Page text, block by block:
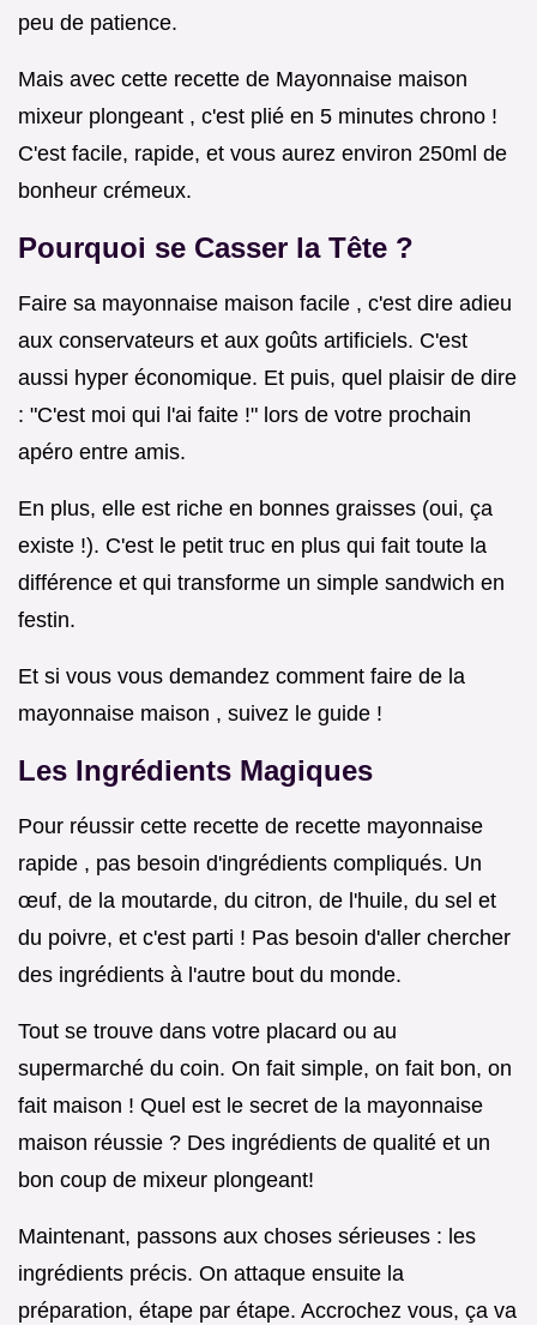
peu de patience.
Mais avec cette recette de Mayonnaise maison
mixeur plongeant , c'est plié en 5 minutes chrono !
C'est facile, rapide, et vous aurez environ 250ml de
bonheur crémeux.
Pourquoi se Casser la Tête ?
Faire sa mayonnaise maison facile , c'est dire adieu
aux conservateurs et aux goûts artificiels. C'est
aussi hyper économique. Et puis, quel plaisir de dire
: "C'est moi qui l'ai faite !" lors de votre prochain
apéro entre amis.
En plus, elle est riche en bonnes graisses (oui, ça
existe !). C'est le petit truc en plus qui fait toute la
différence et qui transforme un simple sandwich en
festin.
Et si vous vous demandez comment faire de la
mayonnaise maison , suivez le guide !
Les Ingrédients Magiques
Pour réussir cette recette de recette mayonnaise
rapide , pas besoin d'ingrédients compliqués. Un
œuf, de la moutarde, du citron, de l'huile, du sel et
du poivre, et c'est parti ! Pas besoin d'aller chercher
des ingrédients à l'autre bout du monde.
Tout se trouve dans votre placard ou au
supermarché du coin. On fait simple, on fait bon, on
fait maison ! Quel est le secret de la mayonnaise
maison réussie ? Des ingrédients de qualité et un
bon coup de mixeur plongeant!
Maintenant, passons aux choses sérieuses : les
ingrédients précis. On attaque ensuite la
préparation, étape par étape. Accrochez vous, ça va